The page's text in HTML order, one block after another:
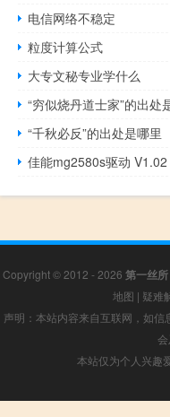
电信网络不稳定
粒度计算公式
大专文秘专业学什么
“穷似烧丹道士家”的出处
“千秋必反”的出处是哪里
Copyright © 2012 - 2026 第一丝所
地图 | 疑难
声明：本站内容来自互联网，如
本站仅为个人兴趣